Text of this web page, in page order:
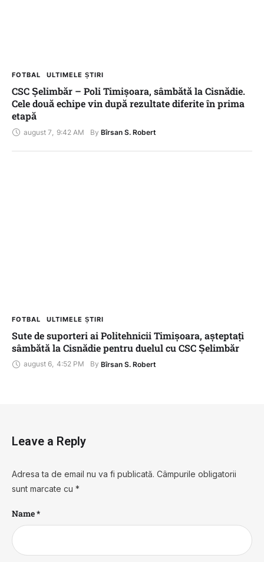
FOTBAL ULTIMELE ȘTIRI
CSC Șelimbăr – Poli Timișoara, sâmbătă la Cisnădie.
Cele două echipe vin după rezultate diferite în prima
etapă
august 7 9:42 AM By Bîrsan S. Robert
FOTBAL ULTIMELE ȘTIRI
Sute de suporteri ai Politehnicii Timișoara, așteptați
sâmbătă la Cisnădie pentru duelul cu CSC Șelimbăr
august 6, 4:52 PM By Bîrsan S. Robert
Leave a Reply
Adresa ta de email nu va fi publicată. Câmpurile obligatorii
sunt marcate cu *
Name *